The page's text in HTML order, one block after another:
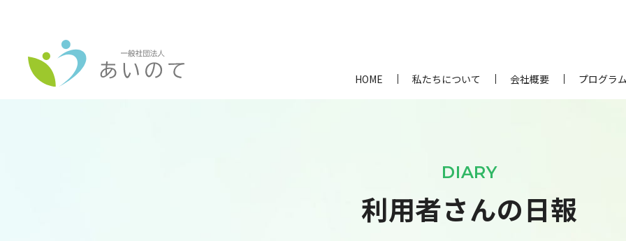
HOME 私たちについて 会社概要 プログラ
DIARY
利用者さんの日報